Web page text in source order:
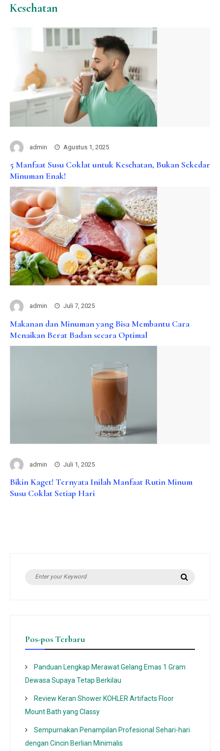
Kesehatan
admin Agustus 1, 2025
5 Manfaat Susu Coklat untuk Kesehatan, Bukan Sekedar
Minuman Enak!
admin Juli 7, 2025
Makanan dan Minuman yang Bisa Membantu Cara
Menaikan Berat Badan secara Optimal
admin Juli 1, 2025
Bikin Kaget! Ternyata Inilah Manfaat Rutin Minum
Susu Coklat Setiap Hari
Search
Pos-pos Terbaru
Panduan Lengkap Merawat Gelang Emas 1 Gram
Dewasa Supaya Tetap Berkilau
Review Keran Shower KOHLER Artifacts Floor
Mount Bath yang Classy
Sempurnakan Penampilan Profesional Sehari-hari
dengan Cincin Berlian Minimalis